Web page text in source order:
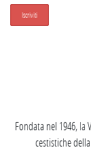
Fondata nel 1946, la
cestistiche